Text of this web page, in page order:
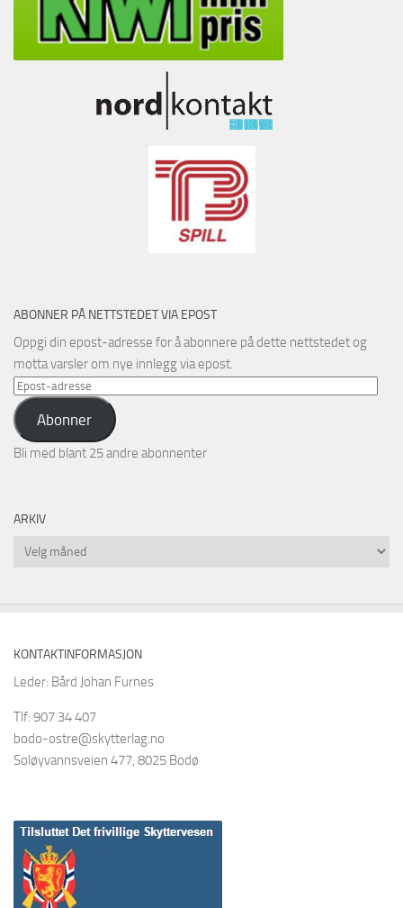
ABONNER PÅ NETTSTEDET VIA EPOST
Oppgi din epost-adresse for å abonnere på dette nettstedet og
motta varsler om nye innlegg via epost.
Epost-
adresse
Abonner
Bli med blant 25 andre abonnenter
ARKIV
Arkiv
KONTAKTINFORMASJON
Leder: Bård Johan Furnes
Tlf: 907 34 407
bodo-ostre@skytterlag.no
Soløyvannsveien 477, 8025 Bodø